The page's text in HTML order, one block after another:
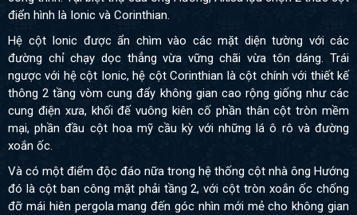
điển hình là Ionic và Corinthian.
Hệ cột Ionic được ẩn chìm vào các mặt diện tường với các
đường chỉ chạy dọc thẳng vừa vững chãi vừa tôn dáng. Trái
ngược với hệ cột Ionic, hệ cột Corinthian là cột chính với thiết kế
thông 2 tầng vòm cung đẩy không gian cao rộng giống như các
cung điện xưa, khối đế vuông kiên cố phần thân cột tròn mềm
mại, phần đầu cột hoa mỹ cầu kỳ với những lá ô rô và đường
xoắn ốc.
Và có một điểm độc đáo nữa trong hệ thống cột nhà ông Hướng
đó là cột ban công mặt phải tầng 2, với cột tròn xoắn ốc chống
đỡ mái hiên pergola mang đến góc nhìn mới mẻ cho không gian